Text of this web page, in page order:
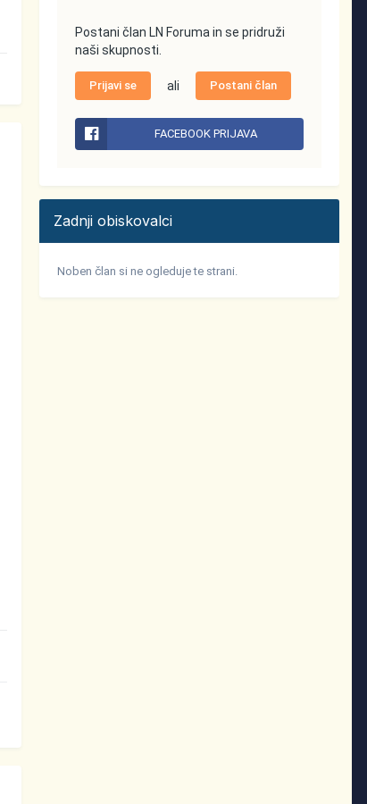
Postani član LN Foruma in se pridruži
naši skupnosti.
Prijavi se ali Postani član
FACEBOOK PRIJAVA
Zadnji obiskovalci
Noben član si ne ogleduje te strani.